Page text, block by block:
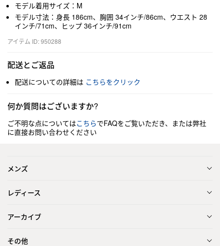
モデル着用サイズ：M
モデル寸法：身長 186cm、胸囲 34インチ/86cm、ウエスト 28
インチ/71cm、ヒップ 36インチ/91cm
アイテム ID: 950288
配送とご返品
配送についての詳細は こちらをクリック
何か質問はございますか?
ご不明な点についてはこちらでFAQをご覧いただき、または弊社
に直接お問い合わせください
メンズ
レディース
アーカイブ
その他